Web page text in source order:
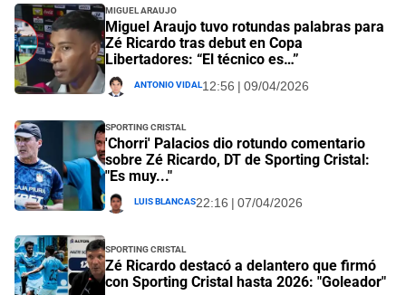
Miguel Araujo
Miguel Araujo tuvo rotundas palabras para
Zé Ricardo tras debut en Copa
Libertadores: “El técnico es…”
Antonio Vidal12:56 | 09/04/2026
Sporting Cristal
'Chorri' Palacios dio rotundo comentario
sobre Zé Ricardo, DT de Sporting Cristal:
"Es muy..."
Luis Blancas22:16 | 07/04/2026
Sporting Cristal
Zé Ricardo destacó a delantero que firmó
con Sporting Cristal hasta 2026: "Goleador"